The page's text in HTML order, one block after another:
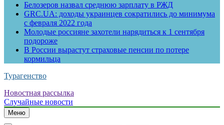
Белозеров назвал среднюю зарплату в РЖД
GRC.UA: доходы украинцев сократились до минимума
с февраля 2022 года
Молодые россияне захотели нарядиться к 1 сентября
подороже
В России вырастут страховые пенсии по потере
кормильца
Турагенство
Новостная рассылка
Случайные новости
Меню